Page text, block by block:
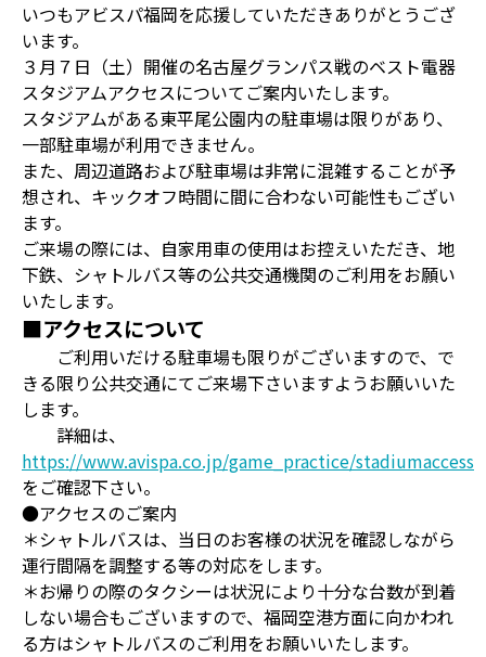
いつもアビスパ福岡を応援していただきありがとうござ
います。
３月７日（土）開催の名古屋グランパス戦のベスト電器
スタジアムアクセスについてご案内いたします。
スタジアムがある東平尾公園内の駐車場は限りがあり、
一部駐車場が利用できません。
また、周辺道路および駐車場は非常に混雑することが予
想され、キックオフ時間に間に合わない可能性もござい
ます。
ご来場の際には、自家用車の使用はお控えいただき、地
下鉄、シャトルバス等の公共交通機関のご利用をお願い
いたします。
■アクセスについて
ご利用いだける駐車場も限りがございますので、で
きる限り公共交通にてご来場下さいますようお願いいた
します。
詳細は、
https://www.avispa.co.jp/game_practice/stadiumaccess
をご確認下さい。
●アクセスのご案内
＊シャトルバスは、当日のお客様の状況を確認しながら
運行間隔を調整する等の対応をします。
＊お帰りの際のタクシーは状況により十分な台数が到着
しない場合もございますので、福岡空港方面に向かわれ
る方はシャトルバスのご利用をお願いいたします。